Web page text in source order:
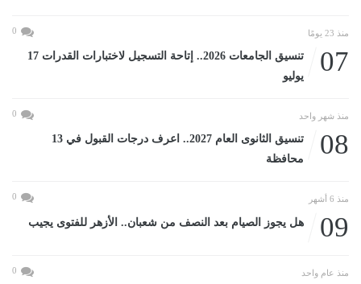
منذ 23 يومًا 0
07
تنسيق الجامعات 2026.. إتاحة التسجيل لاختبارات القدرات 17
يوليو
منذ شهر واحد 0
08
تنسيق الثانوى العام 2027.. اعرف درجات القبول في 13
محافظة
منذ 6 أشهر 0
09 هل يجوز الصيام بعد النصف من شعبان.. الأزهر للفتوى يجيب
منذ عام واحد 0